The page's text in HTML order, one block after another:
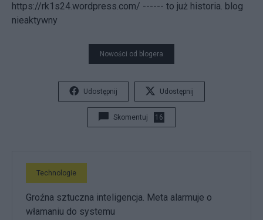
https://rk1s24.wordpress.com/ ------ to już historia. blog
nieaktywny
Nowości od blogera
Udostępnij Udostępnij
Skomentuj 16
Technologie
Groźna sztuczna inteligencja. Meta alarmuje o
włamaniu do systemu